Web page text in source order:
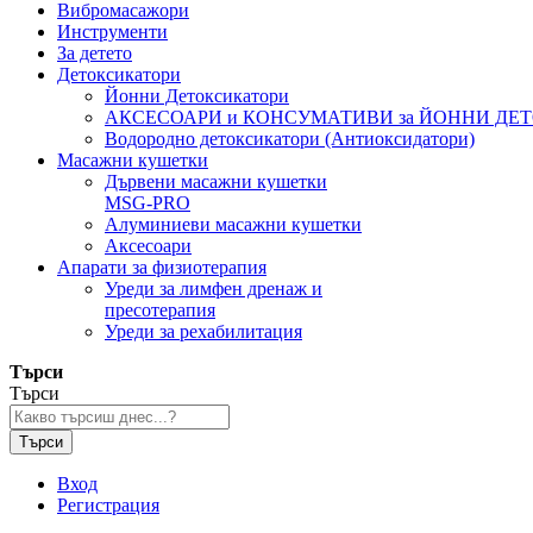
Вибромасажори
Инструменти
За детето
Детоксикатори
Йонни Детоксикатори
АКСЕСОАРИ и КОНСУМАТИВИ за ЙОННИ
Водородно детоксикатори (Антиоксидатори)
Масажни кушетки
Дървени масажни кушетки
MSG-PRO
Алуминиеви масажни кушетки
Аксесоари
Апарати за физиотерапия
Уреди за лимфен дренаж и
пресотерапия
Уреди за рехабилитация
Търси
Търси
Търси
Вход
Регистрация